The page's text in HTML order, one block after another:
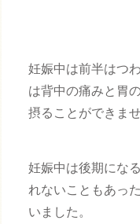
妊娠中は前半はつ
は背中の痛みと胃
摂ることができま
妊娠中は後期にな
れないこともあっ
いました。